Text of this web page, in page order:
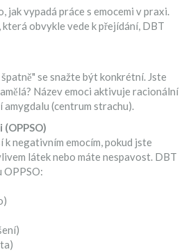
jak vypadá práce s emocemi v praxi.
která obvykle vede k přejídání, DBT
se snažte být konkrétní. Jste
Název emoci aktivuje racionální
amygdalu (centrum strachu).
k negativním emocím, pokud jste
látek nebo máte nespavost. DBT
OPPSO: